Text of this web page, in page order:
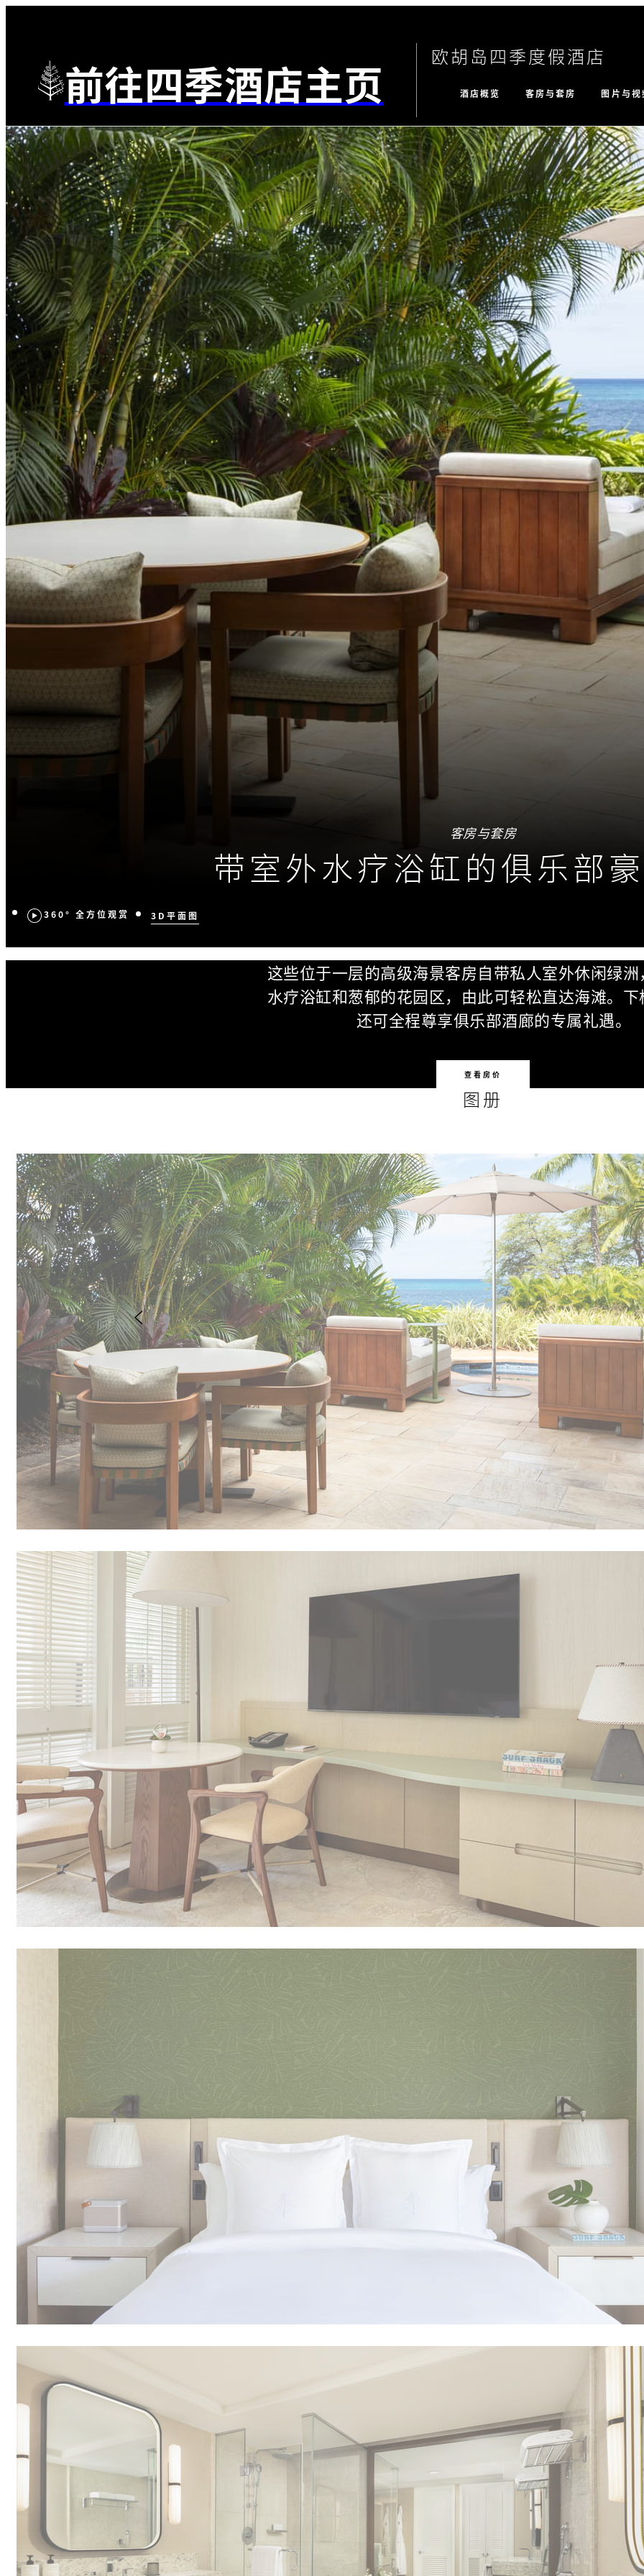
前往四季酒店主页 欧胡岛四季度假酒店
酒店概览 客房与套房 图片与视
客房与套房
带室外水疗浴缸的俱乐部
360° 全方位观赏 3D平面图
这些位于一层的高级海景客房自带私人室外休闲绿
水疗浴缸和葱郁的花园区，由此可轻松直达海滩。
还可全程尊享俱乐部酒廊的专属礼遇。
查看房价
图册